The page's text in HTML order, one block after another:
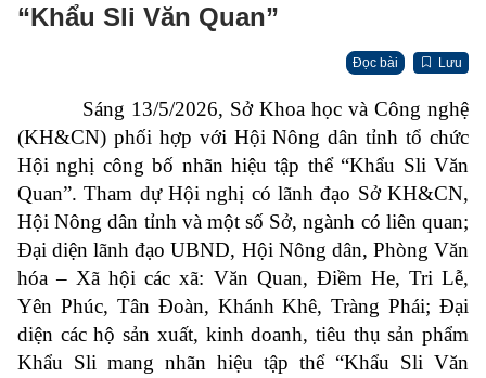
“Khẩu Sli Văn Quan”
Đọc bài Lưu
Sáng 13/5/2026, Sở Khoa học và Công nghệ
(KH&CN) phối hợp với Hội Nông dân tỉnh tổ chức
Hội nghị công bố nhãn hiệu tập thể “Khẩu Sli Văn
Quan”. Tham dự Hội nghị có lãnh đạo Sở KH&CN,
Hội Nông dân tỉnh và một số Sở, ngành có liên quan;
Đại diện lãnh đạo UBND, Hội Nông dân, Phòng Văn
hóa – Xã hội các xã: Văn Quan, Điềm He, Tri Lễ,
Yên Phúc, Tân Đoàn, Khánh Khê, Tràng Phái; Đại
diện các hộ sản xuất, kinh doanh, tiêu thụ sản phẩm
Khẩu Sli mang nhãn hiệu tập thể “Khẩu Sli Văn